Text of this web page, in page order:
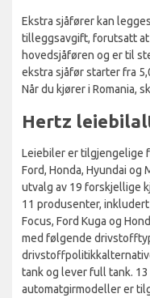
Ekstra sjåfører kan
tilleggsavgift, forutsatt at
hovedsjåføren og er til
ekstra sjåfør starter fra
Når du kjører i Romania,
Hertz
Leiebiler er tilgjengelige
Ford, Honda, Hyundai
utvalg av 19 forskjellige
11 produsenter, inkludert
Focus, Ford Kuga og
med følgende
tank og lever full tank.
automatgirmodeller er